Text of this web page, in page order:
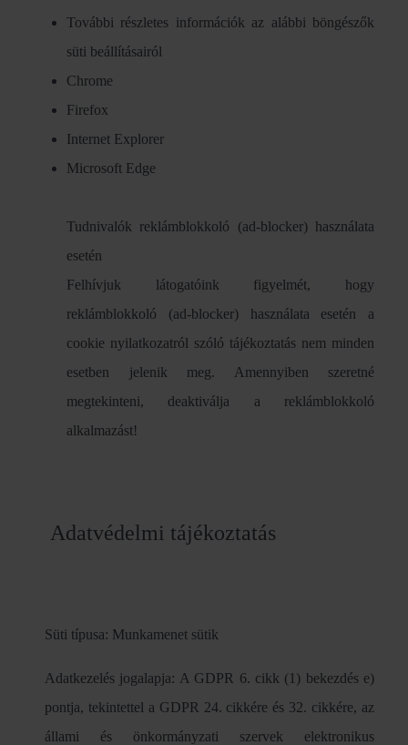
További részletes információk az alábbi böngészők
süti beállításairól
Chrome
Firefox
Internet Explorer
Microsoft Edge
Tudnivalók reklámblokkoló (ad-blocker) használata
esetén
Felhívjuk látogatóink figyelmét, hogy
reklámblokkoló (ad-blocker) használata esetén a
cookie nyilatkozatról szóló tájékoztatás nem minden
esetben jelenik meg. Amennyiben szeretné
megtekinteni, deaktiválja a reklámblokkoló
alkalmazást!
Adatvédelmi tájékoztatás
Süti típusa: Munkamenet sütik
Adatkezelés jogalapja: A GDPR 6. cikk (1) bekezdés e)
pontja, tekintettel a GDPR 24. cikkére és 32. cikkére, az
állami és önkormányzati szervek elektronikus